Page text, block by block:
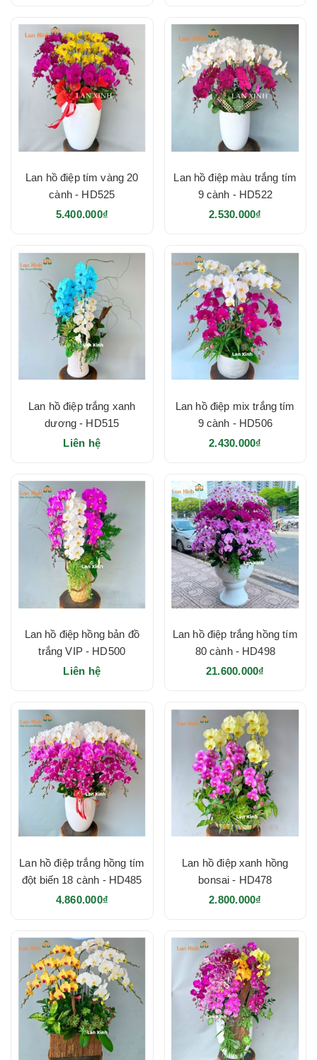
Lan hồ điệp tím vàng 20
cành - HD525
5.400.000₫
Lan hồ điệp màu trắng tím
9 cành - HD522
2.530.000₫
Lan hồ điệp trắng xanh
dương - HD515
Liên hệ
Lan hồ điệp mix trắng tím
9 cành - HD506
2.430.000₫
Lan hồ điệp hồng bản đồ
trắng VIP - HD500
Liên hệ
Lan hồ điệp trắng hồng tím
80 cành - HD498
21.600.000₫
Lan hồ điệp trắng hồng tím
đột biến 18 cành - HD485
4.860.000₫
Lan hồ điệp xanh hồng
bonsai - HD478
2.800.000₫